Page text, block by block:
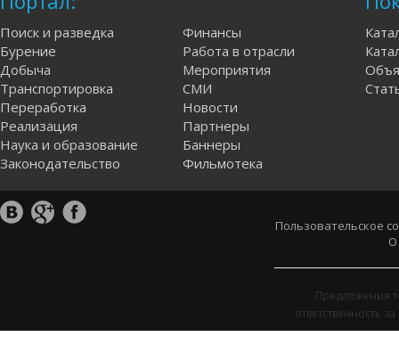
Поиск и разведка
Бурение
Добыча
Транспортировка
Переработка
Реализация
Наука и образование
Законодательство
Финансы
Работа в отрасли
Мероприятия
СМИ
Новости
Партнеры
Баннеры
Фильмотека
Пользовательское
О
Предложения
ответственность